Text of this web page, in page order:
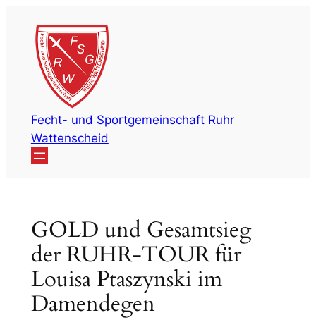
Inhalt
springen
Fecht- und Sportgemeinschaft Ruhr
Wattenscheid
GOLD und Gesamtsieg
der RUHR-TOUR für
Louisa Ptaszynski im
Damendegen